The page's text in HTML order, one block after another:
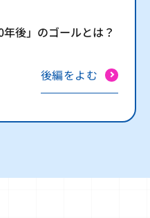
後」のゴールとは？
後編をよむ